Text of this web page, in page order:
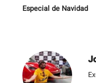
Especial de Navidad